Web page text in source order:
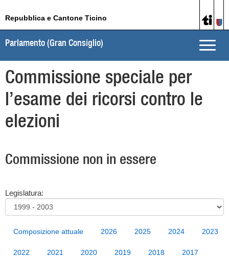
Repubblica e Cantone Ticino
Toggle
Parlamento (Gran Consiglio)
Commissione speciale per
l’esame dei ricorsi contro le
elezioni
Commissione non in essere
Legislatura:
Composizione attuale 2026 2025 2024 2023
2022 2021 2020 2019 2018 2017